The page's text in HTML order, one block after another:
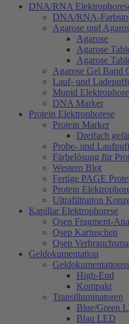
DNA/RNA
DNA/RNA-
Agarose und
Agarose
Agarose
Agarose
Agarose Gel Band
Lauf- und
Mupid
DNA Marker
Protein Elektrophorese
Protein Marker
Dreifach
Probe- und
Färbelösung für
Western Blot
Fertige PAGE
Protein
Ultrafiltration
Kapillar Elektrophorese
Qsep Fragment-
Qsep Kartuschen
Qsep
Geldokumentation
High-End
Kompakt
Transilluminatoren
Blue/Green
Blau LED